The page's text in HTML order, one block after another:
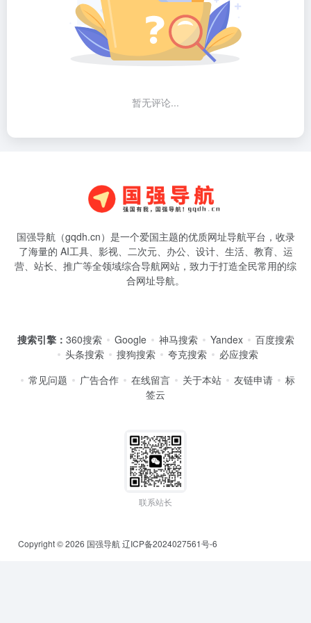
暂无评论...
国强导航（gqdh.cn）是一个爱国主题的优质网址导航平台，收录
了海量的 AI工具、影视、二次元、办公、设计、生活、教育、运
营、站长、推广等全领域综合导航网站，致力于打造全民常用的综
合网址导航。
搜索引擎： 360搜索 Google 神马搜索 Yandex
百度搜索
头条搜索
搜狗搜索 夸克搜索
必应搜索
常见问题
广告合作 在线留言 关于本站 友链申请
标
签云
联系站长
Copyright © 2026 国强导航辽ICP备2024027561号-6